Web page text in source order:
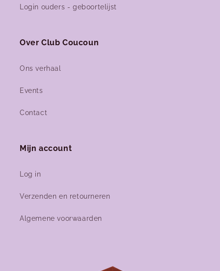
Login ouders - geboortelijst
Over Club Coucoun
Ons verhaal
Events
Contact
Mijn account
Log in
Verzenden en retourneren
Algemene voorwaarden